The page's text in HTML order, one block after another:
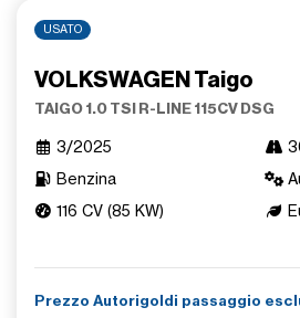
USATO
VOLKSWAGEN Taigo
TAIGO 1.0 TSI R-LINE 115CV DSG
3/2025
Benzina
116 CV (85 KW)
Prezzo Autorigoldi passaggio